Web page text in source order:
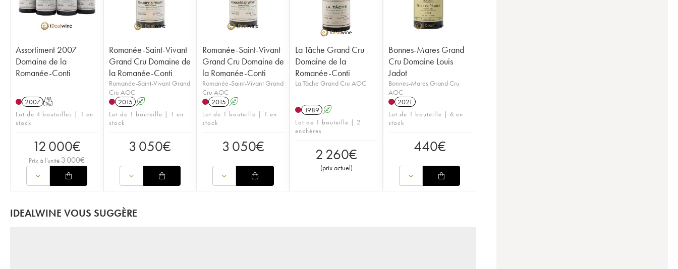
Assortiment 2007
Domaine de la
Romanée-Conti
2007 T
Lot de 4 bouteilles | 1 en
stock
12 000€
Prix à l'unité 3 000€
Romanée-Saint-Vivant
Grand Cru Domaine de
la Romanée-Conti
Romanée-Saint-Vivant Grand
Cru AOC
2015 A
Lot de 1 bouteille | 1 en
stock
3 050€
Romanée-Saint-Vivant
Grand Cru Domaine de
la Romanée-Conti
Romanée-Saint-Vivant Grand
Cru AOC
2015 A
Lot de 1 bouteille | 1 en
stock
3 050€
La Tâche Grand Cru
Domaine de la
Romanée-Conti
La Tâche Grand Cru AOC
1989 A
Lot de 1 bouteille | 2
enchères
2 260€
(prix actuel)
Bonnes-Mares Grand
Cru Domaine Louis
Jadot
Bonnes-Mares Grand Cru
AOC
2021
Lot de 1 bouteille | 6 en
stock
440€
IDEALWINE VOUS SUGGÈRE